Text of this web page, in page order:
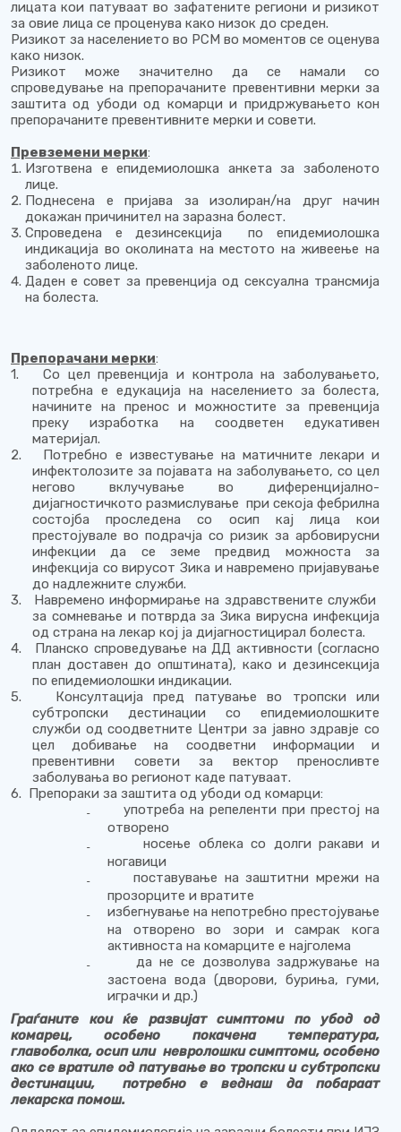
лицата кои патуваат во зафатените региони и ризикот
за овие лица се проценува како низок до среден.
Ризикот за населението во РСМ во моментов се оценува
како низок.
Ризикот може значително да се намали со
спроведување на препорачаните превентивни мерки за
заштита од убоди од комарци и придржувањето кон
препорачаните превентивните мерки и совети.
Превземени мерки:
Изготвена е епидемиолошка анкета за заболеното
лице.
Поднесена е пријава за изолиран/на друг начин
докажан причинител на заразна болест.
Спроведена е дезинсекција по епидемиолошка
индикација во околината на местото на живеење на
заболеното лице.
Даден е совет за превенција од сексуална трансмија
на болеста.
Препорачани мерки:
1.
Со цел превенција и контрола на заболувањето,
потребна е едукација на населението за болеста,
начините на пренос и можностите за превенција
преку изработка на соодветен едукативен
материјал.
2.
Потребно е известување на матичните лекари и
инфектолозите за појавата на заболувањето, со цел
негово вклучување во диференцијално-
дијагностичкото размислување при секоја фебрилна
состојба проследена со осип кај лица кои
престојувале во подрачја со ризик за арбовирусни
инфекции да се земе предвид можноста за
инфекција со вирусот Зика и навремено пријавување
до надлежните служби.
3.
Навремено информирање на здравствените служби
за сомневање и потврда за Зика вирусна инфекција
од страна на лекар кој ја дијагностицирал болеста.
4.
Планско спроведување на ДД активности (согласно
план доставен до општината), како и дезинсекција
по епидемиолошки индикации.
5.
Консултација пред патување во тропски или
субтропски дестинации со епидемиолошките
служби од соодветните Центри за јавно здравје со
цел добивање на соодветни информации и
превентивни совети за вектор преносливте
заболувања во регионот каде патуваат.
6. Препораки за заштита од убоди од комарци:
₋
употреба на репеленти при престој на
отворено
₋
носење облека со долги ракави и
ногавици
₋
поставување на заштитни мрежи на
прозорците и вратите
₋
избегнување на непотребно престојување
на отворено во зори и самрак кога
активноста на комарците е најголема
₋
да не се дозволува задржување на
застоена вода (дворови, буриња, гуми,
играчки и др.)
Граѓаните кои ќе развијат симптоми по убод од
комарец, особено покачена температура,
главоболка, осип или невролошки симптоми, особено
ако се вратиле од патување во тропски и субтропски
дестинации, потребно е веднаш да побараат
лекарска помош.